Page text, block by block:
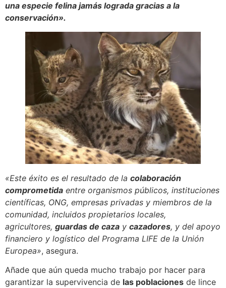
una especie felina jamás lograda gracias a la
conservación».
«Este éxito es el resultado de la colaboración
comprometida entre organismos públicos, instituciones
científicas, ONG, empresas privadas y miembros de la
comunidad, incluidos propietarios locales,
agricultores, guardas de caza y cazadores, y del apoyo
financiero y logístico del Programa LIFE de la Unión
Europea», asegura.
Añade que aún queda mucho trabajo por hacer para
garantizar la supervivencia de las poblaciones de lince